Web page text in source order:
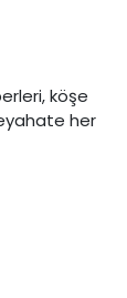
köşe
her